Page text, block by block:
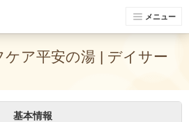
メニュー
ケア平安の湯 | デイサー
基本情報